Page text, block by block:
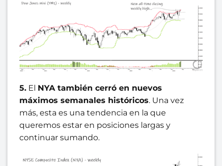
5. El NYA también cerró en nuevos
máximos semanales históricos. Una vez
más, esta es una tendencia en la que
queremos estar en posiciones largas y
continuar sumando.